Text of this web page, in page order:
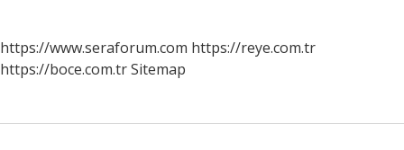
https://www.seraforum.com https://reye.com.tr
https://boce.com.trSitemap